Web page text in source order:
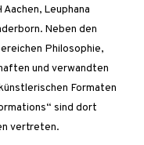
Leuphana
Neben den
Philosophie,
und verwandten
Formaten
sind dort
vertreten.